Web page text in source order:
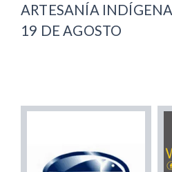
ARTESANÍA
19 DE AGOSTO